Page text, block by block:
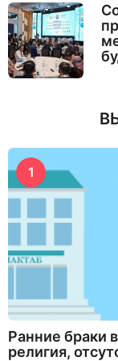
1
Ранние браки
религия,